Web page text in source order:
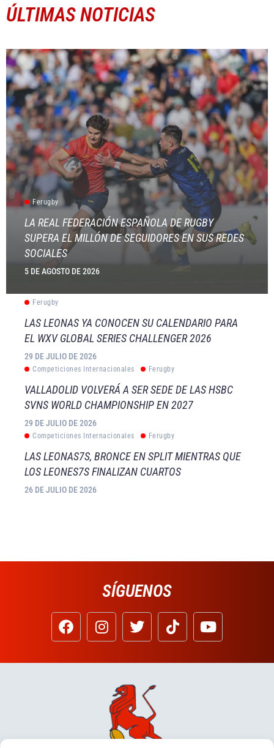
ÚLTIMAS NOTICIAS
Ferugby
LA REAL FEDERACIÓN ESPAÑOLA DE RUGBY
SUPERA EL MILLÓN DE SEGUIDORES EN SUS REDES
SOCIALES
5 DE AGOSTO DE 2026
Ferugby
LAS LEONAS YA CONOCEN SU CALENDARIO PARA
EL WXV GLOBAL SERIES CHALLENGER 2026
29 DE JULIO DE 2026
Competiciones Internacionales Ferugby
VALLADOLID VOLVERÁ A SER SEDE DE LAS HSBC
SVNS WORLD CHAMPIONSHIP EN 2027
29 DE JULIO DE 2026
Competiciones Internacionales Ferugby
LAS LEONAS7S, BRONCE EN SPLIT MIENTRAS QUE
LOS LEONES7S FINALIZAN CUARTOS
26 DE JULIO DE 2026
SÍGUENOS